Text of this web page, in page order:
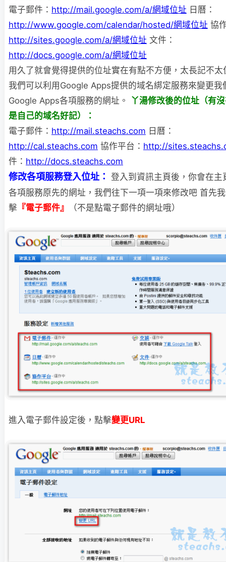
電子郵件： http://mail.google.com/a/網域位址 日曆：
http://www.google.com/calendar/hosted/網域位址 協
http://sites.google.com/a/網域位址 文件：
http://docs.google.com/a/網域位址
用久了就會覺得提供的位址實在有點不方便，太長記不太
我們可以利用Google Apps提供的域名綁定服務來變更我
Google Apps各項服務的網址。
丫湯修改後的位址（有
是自己的域名好記）：
電子郵件： http://mail.steachs.com 日曆：
http://cal.steachs.com 協作平台： http://
件： http://docs.steachs.com
修改各項服務登入位址： 登入到資訊主頁後，你會在主
各項服務原先的網址，我們往下一項一項來修改吧 首先
擊 『電子郵件』 （不是點電子郵件的網址哦）
進入電子郵件設定後，點擊變更URL